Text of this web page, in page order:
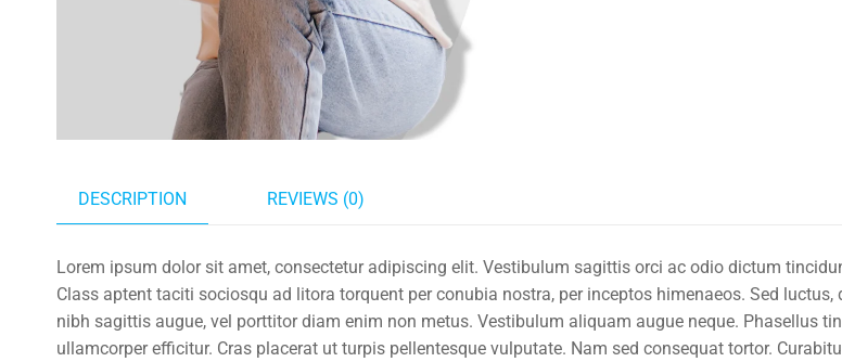
DESCRIPTION REVIEWS (0)
Lorem ipsum dolor sit amet, consectetur adipiscing elit. Vestibulum sagittis orci ac odio dictum
Class aptent taciti sociosqu ad litora torquent per conubia nostra, per inceptos himenaeos. Sed
nibh sagittis augue, vel porttitor diam enim non metus. Vestibulum aliquam augue neque. Phasellus
ullamcorper efficitur. Cras placerat ut turpis pellentesque vulputate. Nam sed consequat tortor.